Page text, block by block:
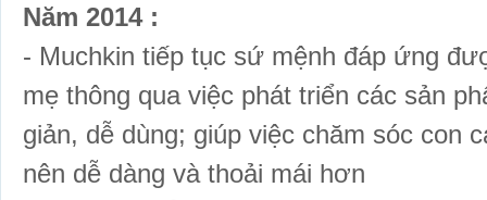
Năm 2014 :
- Muchkin tiếp tục sứ mệnh đáp ứng
mẹ thông qua việc phát triển các sản
giản, dễ dùng; giúp việc chăm sóc con
nên dễ dàng và thoải mái hơn